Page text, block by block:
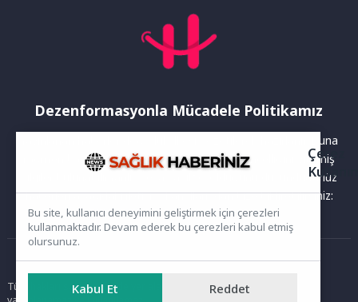
Dezenformasyonla Mücadele Politikamız
Yayınlanan haberler doğruluk ilkesi gözetilerek hazırlanır. Buna
rağmen bazı içeriklerde eksik, hatalı veya güncelliğini yitirmiş
bilgiler bulunabilir.Yanlış veya yanıltıcı olduğunu düşündüğünüz
haberleri aşağıdaki iletişim kanallarından bize bildirebilirsiniz:
Ana Sayfa
Tüm hakları saklıdır. Sitede yer alan içerikler izinsiz kopyalanamaz,
Çerez
Bu site, kullanıcı deneyimini geliştirmek için çerezleri
kullanmaktadır. Devam ederek bu çerezleri kabul etmiş
olursunuz.
Kabul Et Reddet